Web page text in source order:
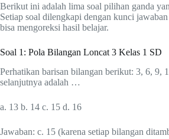
Berikut ini adalah lima soal pilihan ganda
Setiap soal dilengkapi dengan kunci
bisa mengoreksi hasil belajar.
Soal 1: Pola Bilangan Loncat 3 Kelas 1 SD
Perhatikan barisan bilangan berikut: 3, 6, 9,
selanjutnya adalah …
a. 13 b. 14 c. 15 d. 16
Jawaban: c. 15 (karena setiap bilangan